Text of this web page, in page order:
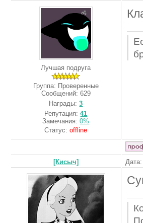
Лучшая подруга
Группа: Проверенные
Сообщений: 629
Награды:3
Репутация:41
Замечания:0%
Статус:offline
[Кисыч]